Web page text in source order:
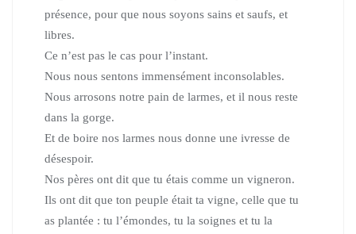
présence, pour que nous soyons sains et saufs, et
libres.
Ce n’est pas le cas pour l’instant.
Nous nous sentons immensément inconsolables.
Nous arrosons notre pain de larmes, et il nous reste
dans la gorge.
Et de boire nos larmes nous donne une ivresse de
désespoir.
Nos pères ont dit que tu étais comme un vigneron.
Ils ont dit que ton peuple était ta vigne, celle que tu
as plantée : tu l’émondes, tu la soignes et tu la